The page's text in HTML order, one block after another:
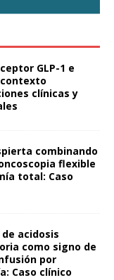
GLP-1 e
contexto
clínicas y
combinando
flexible
total: Caso
acidosis
como signo de
por
Caso clínico